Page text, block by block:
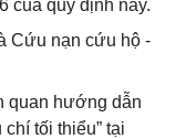
của quy định này.
Cứu nạn cứu hộ -
quan hướng dẫn
tối thiểu” tại